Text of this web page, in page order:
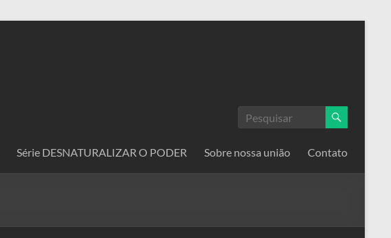
Série DESNATURALIZAR O PODER Sobre nossa união Contato